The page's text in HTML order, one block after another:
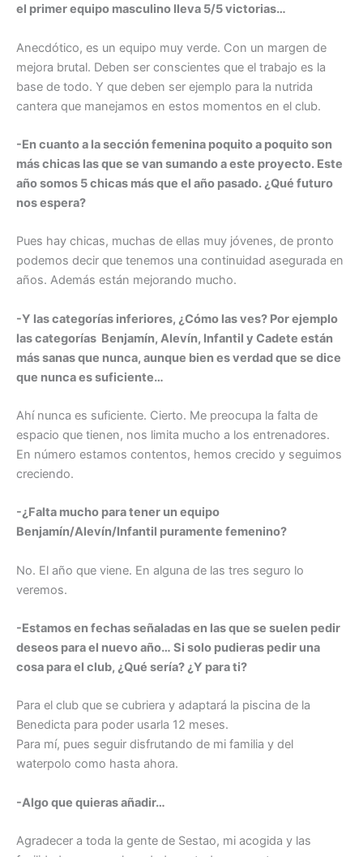
el primer equipo masculino lleva 5/5 victorias…
Anecdótico, es un equipo muy verde. Con un margen de
mejora brutal. Deben ser conscientes que el trabajo es la
base de todo. Y que deben ser ejemplo para la nutrida
cantera que manejamos en estos momentos en el club.
-En cuanto a la sección femenina poquito a poquito son
más chicas las que se van sumando a este proyecto. Este
año somos 5 chicas más que el año pasado. ¿Qué futuro
nos espera?
Pues hay chicas, muchas de ellas muy jóvenes, de pronto
podemos decir que tenemos una continuidad asegurada en
años. Además están mejorando mucho.
-Y las categorías inferiores, ¿Cómo las ves? Por ejemplo
las categorías Benjamín, Alevín, Infantil y Cadete están
más sanas que nunca, aunque bien es verdad que se dice
que nunca es suficiente…
Ahí nunca es suficiente. Cierto. Me preocupa la falta de
espacio que tienen, nos limita mucho a los entrenadores.
En número estamos contentos, hemos crecido y seguimos
creciendo.
-¿Falta mucho para tener un equipo
Benjamín/Alevín/Infantil puramente femenino?
No. El año que viene. En alguna de las tres seguro lo
veremos.
-Estamos en fechas señaladas en las que se suelen pedir
deseos para el nuevo año… Si solo pudieras pedir una
cosa para el club, ¿Qué sería? ¿Y para ti?
Para el club que se cubriera y adaptará la piscina de la
Benedicta para poder usarla 12 meses.
Para mí, pues seguir disfrutando de mi familia y del
waterpolo como hasta ahora.
-Algo que quieras añadir…
Agradecer a toda la gente de Sestao, mi acogida y las